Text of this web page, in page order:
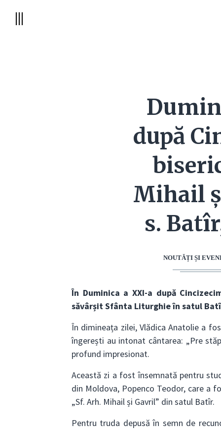
după
Mihail
s.
NOUTĂȚI ȘI
În Duminica a XXI-a după
săvârșit Sfânta Liturghie în satul
În dimineața zilei, Vlădica Anatolie a
îngerești au intonat cântarea: „Pre
profund impresionat.
Această zi a fost însemnată pentru
din Moldova, Popenco Teodor, care a
„Sf. Arh. Mihail și Gavril” din satul Batîr.
Pentru truda depusă în semn de